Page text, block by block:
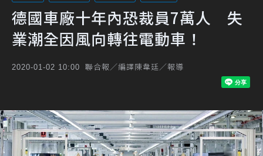
德國車廠十年內恐裁員7萬人 失
業潮全因風向轉往電動車！
2020-01-02 10:00 聯合報／編譯陳韋廷／報導